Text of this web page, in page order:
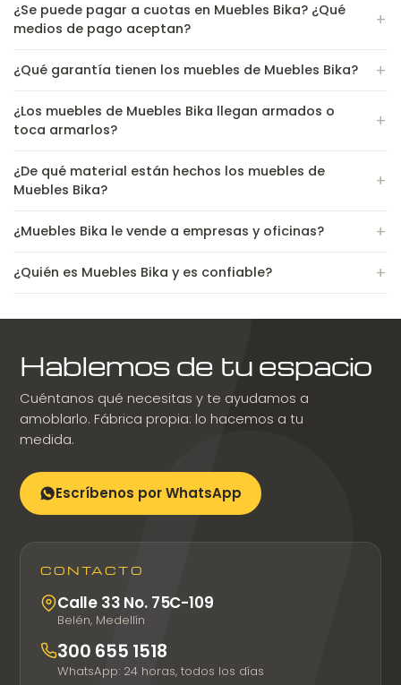
¿Se puede pagar a cuotas en Muebles Bika? ¿Qué
medios de pago aceptan?
¿Qué garantía tienen los muebles de Muebles Bika?
¿Los muebles de Muebles Bika llegan armados o
toca armarlos?
¿De qué material están hechos los muebles de
Muebles Bika?
¿Muebles Bika le vende a empresas y oficinas?
¿Quién es Muebles Bika y es confiable?
Hablemos de tu espacio
Cuéntanos qué necesitas y te ayudamos a
amoblarlo. Fábrica propia: lo hacemos a tu
medida.
Escríbenos por WhatsApp
CONTACTO
Calle 33 No. 75C-109
Belén, Medellín
300 655 1518
WhatsApp: 24 horas, todos los días